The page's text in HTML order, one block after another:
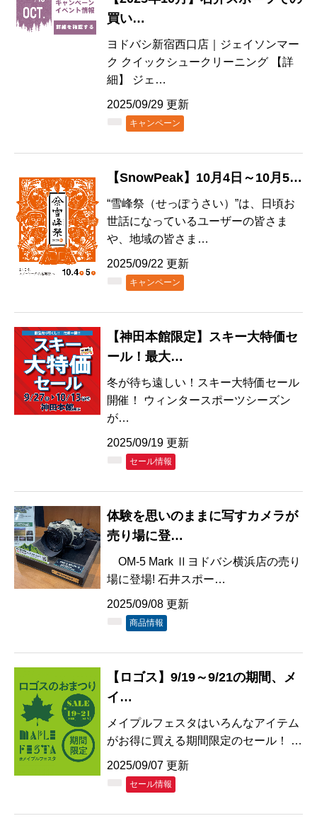
買い…
ヨドバシ新宿西口店｜ジェイソンマー
ク クイックシュークリーニング 【詳
細】 ジェ…
2025/09/29 更新
キャンペーン
【SnowPeak】10月4日～10月5…
“雪峰祭（せっぽうさい）”は、⽇頃お
世話になっているユーザーの皆さま
や、地域の皆さま…
2025/09/22 更新
キャンペーン
【神田本館限定】スキー大特価セ
ール！最大…
冬が待ち遠しい！スキー大特価セール
開催！ ウィンタースポーツシーズン
が…
2025/09/19 更新
セール情報
体験を思いのままに写すカメラが
売り場に登…
OM-5 Mark Ⅱヨドバシ横浜店の売り
場に登場! 石井スポー…
2025/09/08 更新
商品情報
【ロゴス】9/19～9/21の期間、メ
イ…
メイプルフェスタはいろんなアイテム
がお得に買える期間限定のセール！ …
2025/09/07 更新
セール情報